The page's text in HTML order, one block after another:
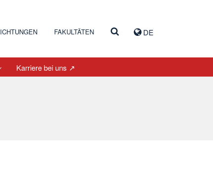
DE
FAKULTÄTEN
Karriere bei uns ↗